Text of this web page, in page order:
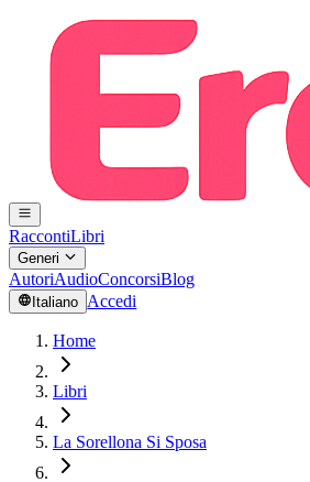
RaccontiLibri
Generi
AutoriAudioConcorsiBlog
Italiano Accedi
Home
Libri
La Sorellona Si Sposa